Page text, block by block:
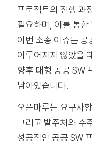
프로젝트의 진행 과
필요하며, 이를 통
이번 소송 이슈는
이루어지지 않았을
향후 대형 공공 SW
남아있습니다.
오픈마루는 요구사
그리고 발주처와 수
성공적인 공공 SW